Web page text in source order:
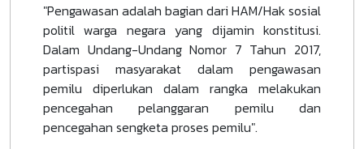
"Pengawasan adalah bagian dari HAM/Hak sosial
politil warga negara yang dijamin konstitusi.
Dalam Undang-Undang Nomor 7 Tahun 2017,
partispasi masyarakat dalam pengawasan
pemilu diperlukan dalam rangka melakukan
pencegahan pelanggaran pemilu dan
pencegahan sengketa proses pemilu".